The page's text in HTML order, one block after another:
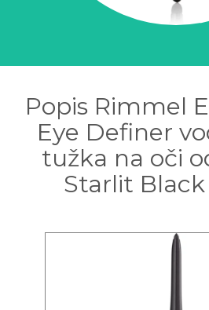
Popis Rimmel
Eye Definer
tužka na oči
Starlit Black